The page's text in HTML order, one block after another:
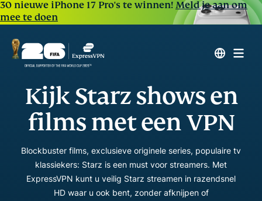
30 nieuwe iPhone 17 Pro's te winnen!Meld je aan om
mee te doen
Kijk Starz shows en
films met een VPN
Blockbuster films, exclusieve originele series, populaire tv
klassiekers: Starz is een must voor streamers. Met
ExpressVPN kunt u veilig Starz streamen in razendsnel
HD waar u ook bent, zonder afknijpen of